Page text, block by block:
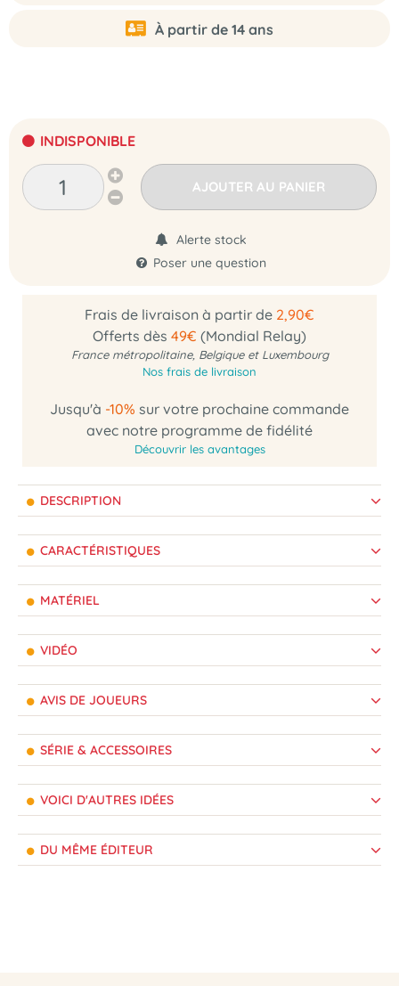
À partir de 14 ans
INDISPONIBLE
AJOUTER AU PANIER
Alerte stock
Poser une question
Frais de livraison à partir de 2,90€
Offerts dès 49€ (Mondial Relay)
France métropolitaine, Belgique et Luxembourg
Nos frais de livraison
Jusqu'à -10% sur votre prochaine commande
avec notre programme de fidélité
Découvrir les avantages
DESCRIPTION
CARACTÉRISTIQUES
MATÉRIEL
VIDÉO
AVIS DE JOUEURS
SÉRIE & ACCESSOIRES
VOICI D'AUTRES IDÉES
DU MÊME ÉDITEUR